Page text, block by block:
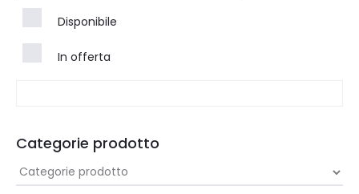
Disponibile
In offerta
Categorie prodotto